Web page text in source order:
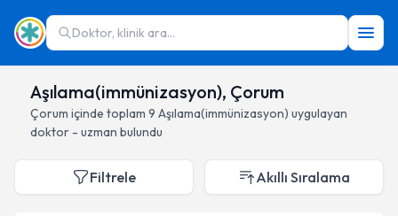
Doktor, klinik ara...
Aşılama(immünizasyon), Çorum
Çorum içinde toplam 9 Aşılama(immünizasyon) uygulayan
doktor - uzman bulundu
Filtrele Akıllı Sıralama